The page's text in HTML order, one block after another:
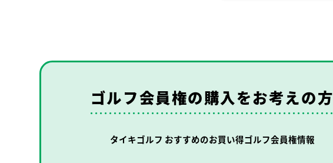
ゴルフ会員権の購入をお考えの方
タイキゴルフ おすすめのお買い得ゴルフ会員権情報